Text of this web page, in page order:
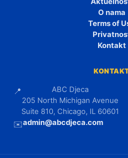
O nama
Terms of
Kontakt
📍
ABC Djeca
205 North Michigan Avenue
Suite 810, Chicago, IL 60601
✉️admin@abcdjeca.com